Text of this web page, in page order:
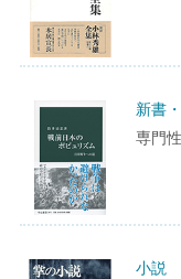
新書
専門
小説